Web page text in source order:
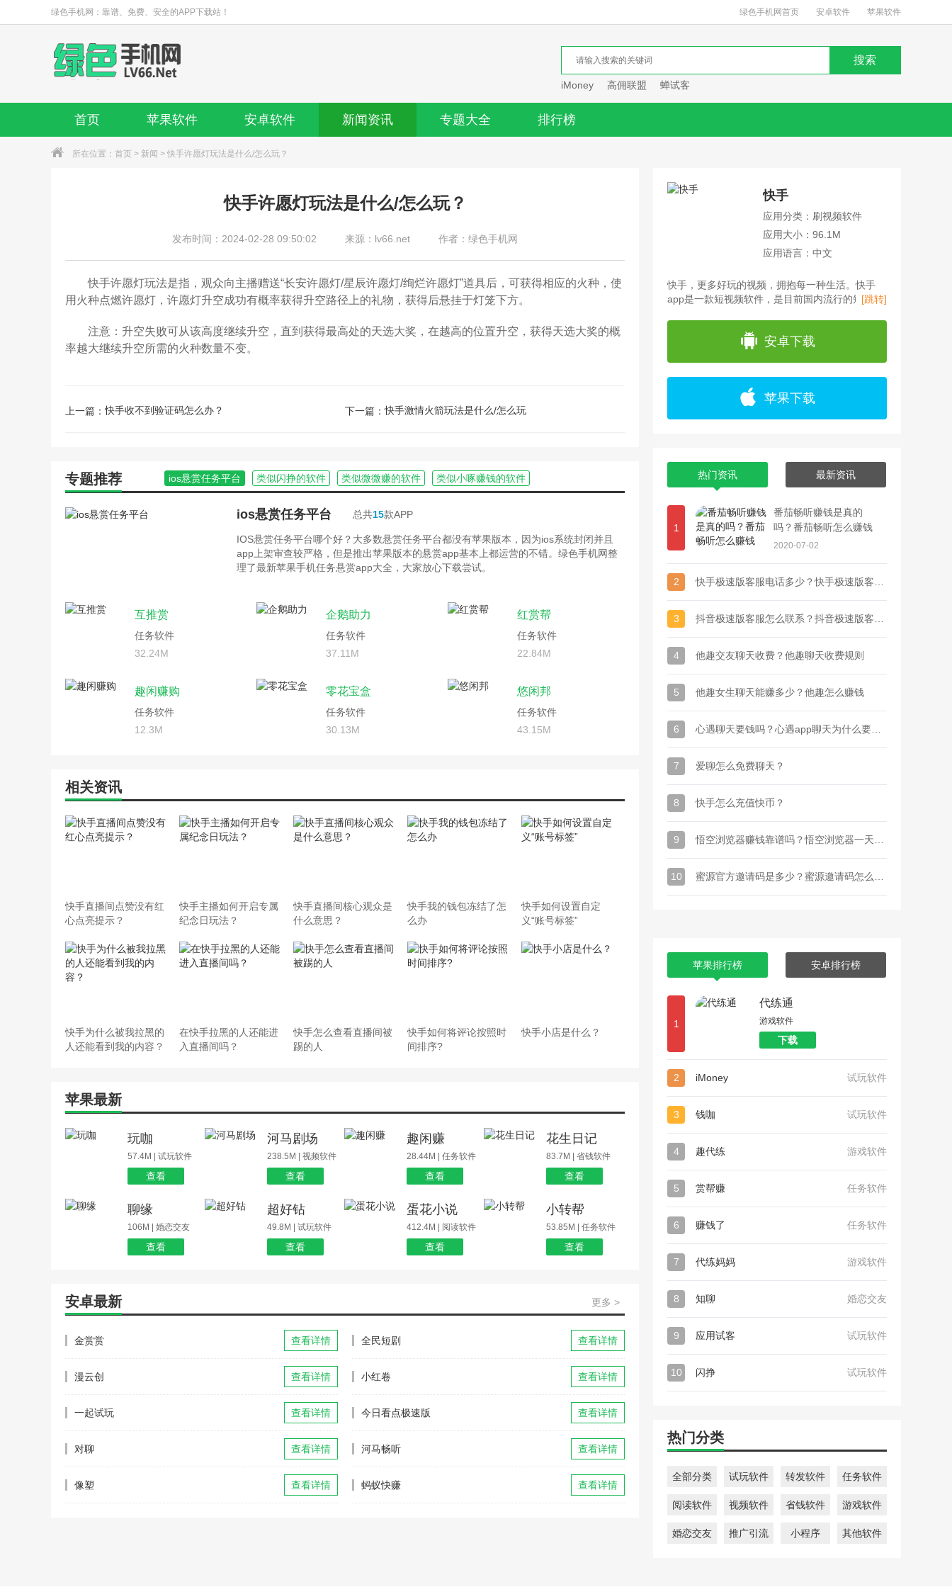
绿色手机网：靠谱、免费、安全的APP下载站！ 绿色手机网首页 安卓软件 苹果软件
iMoney 高佣联盟 蝉试客
首页 苹果软件 安卓软件 新闻资讯 专题大全 排行榜
所在位置： 首页 > 新闻 > 快手许愿灯玩法是什么/怎么玩？
快手许愿灯玩法是什么/怎么玩？
发布时间：2024-02-28 09:50:02 来源：lv66.net 作者：绿色手机网
快手许愿灯玩法是指，观众向主播赠送“长安许愿灯/星辰许愿灯/绚烂许愿灯”道具后，可获得相应的火种，使
用火种点燃许愿灯，许愿灯升空成功有概率获得升空路径上的礼物，获得后悬挂于灯笼下方。
注意：升空失败可从该高度继续升空，直到获得最高处的天选大奖，在越高的位置升空，获得天选大奖的概
率越大继续升空所需的火种数量不变。
上一篇： 快手收不到验证码怎么办？ 下一篇： 快手激情火箭玩法是什么/怎么玩
专题推荐 ios悬赏任务平台 类似闪挣的软件 类似微微赚的软件 类似小啄赚钱的软件
ios悬赏任务平台 总共15款APP
IOS悬赏任务平台哪个好？大多数悬赏任务平台都没有苹果版本，因为ios系统封闭并且
app上架审查较严格，但是推出苹果版本的悬赏app基本上都运营的不错。绿色手机网整
理了最新苹果手机任务悬赏app大全，大家放心下载尝试。
互推赏
任务软件
32.24M
企鹅助力
任务软件
37.11M
红赏帮
任务软件
22.84M
趣闲赚购
任务软件
12.3M
零花宝盒
任务软件
30.13M
悠闲邦
任务软件
43.15M
相关资讯
快手直播间点赞没有红
心点亮提示？
快手主播如何开启专属
纪念日玩法？
快手直播间核心观众是
什么意思？
快手我的钱包冻结了怎
么办
快手如何设置自定
义“账号标签”
快手为什么被我拉黑的
人还能看到我的内容？
在快手拉黑的人还能进
入直播间吗？
快手怎么查看直播间被
踢的人
快手如何将评论按照时
间排序?
快手小店是什么？
苹果最新
玩咖
57.4M | 试玩软件
查看
河马剧场
238.5M | 视频软件
查看
趣闲赚
28.44M | 任务软件
查看
花生日记
83.7M | 省钱软件
查看
聊缘
106M | 婚恋交友
查看
超好钻
49.8M | 试玩软件
查看
蛋花小说
412.4M | 阅读软件
查看
小转帮
53.85M | 任务软件
查看
安卓最新 更多 >
金赏赏 查看详情 全民短剧 查看详情
漫云创 查看详情 小红卷 查看详情
一起试玩 查看详情 今日看点极速版 查看详情
对聊 查看详情 河马畅听 查看详情
像塑 查看详情 蚂蚁快赚 查看详情
快手
应用分类：刷视频软件
应用大小：96.1M
应用语言：中文
快手，更多好玩的视频，拥抱每一种生活。快手
app是一款短视频软件，是目前国内流行的短视频
[跳转]
安卓下载
苹果下载
热门资讯 最新资讯
1
番茄畅听赚钱是真的
吗？番茄畅听怎么赚钱
2020-07-02
2
3
4 他趣交友聊天收费？他趣聊天收费规则
5 他趣女生聊天能赚多少？他趣怎么赚钱
6
7 爱聊怎么免费聊天？
8 快手怎么充值快币？
9
10
苹果排行榜 安卓排行榜
1
代练通
游戏软件
下载
2 iMoney 试玩软件
3 钱咖 试玩软件
4 趣代练 游戏软件
5 赏帮赚 任务软件
6 赚钱了 任务软件
7 代练妈妈 游戏软件
8 知聊 婚恋交友
9 应用试客 试玩软件
10 闪挣 试玩软件
热门分类
全部分类 试玩软件 转发软件 任务软件
阅读软件 视频软件 省钱软件 游戏软件
婚恋交友 推广引流 小程序 其他软件